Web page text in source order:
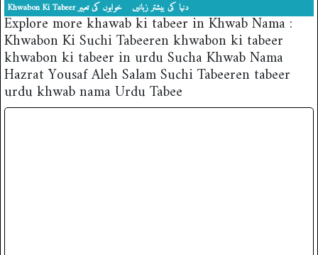
‎Khwabon Ki Tabeer خوابوں کی تعبیر
دنیا کی بیشتر زبانیں
Explore more khawab ki tabeer in Khwab Nama :
Khwabon Ki Suchi Tabeeren khwabon ki tabeer
khwabon ki tabeer in urdu Sucha Khwab Nama
Hazrat Yousaf Aleh Salam Suchi Tabeeren tabeer
urdu khwab nama Urdu Tabee